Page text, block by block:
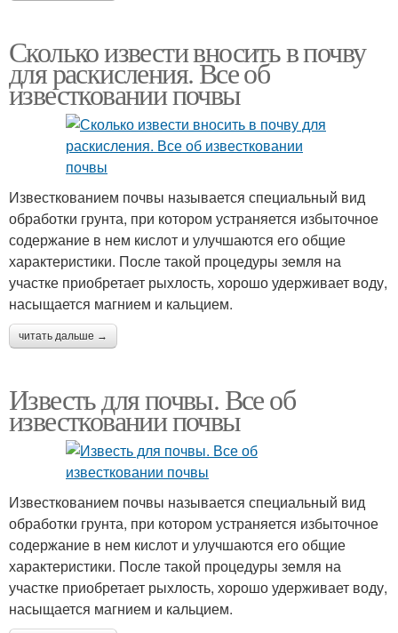
Сколько извести вносить в почву
для раскисления. Все об
известковании почвы
Известкованием почвы называется специальный вид
обработки грунта, при котором устраняется избыточное
содержание в нем кислот и улучшаются его общие
характеристики. После такой процедуры земля на
участке приобретает рыхлость, хорошо удерживает воду,
насыщается магнием и кальцием.
читать дальше →
Известь для почвы. Все об
известковании почвы
Известкованием почвы называется специальный вид
обработки грунта, при котором устраняется избыточное
содержание в нем кислот и улучшаются его общие
характеристики. После такой процедуры земля на
участке приобретает рыхлость, хорошо удерживает воду,
насыщается магнием и кальцием.